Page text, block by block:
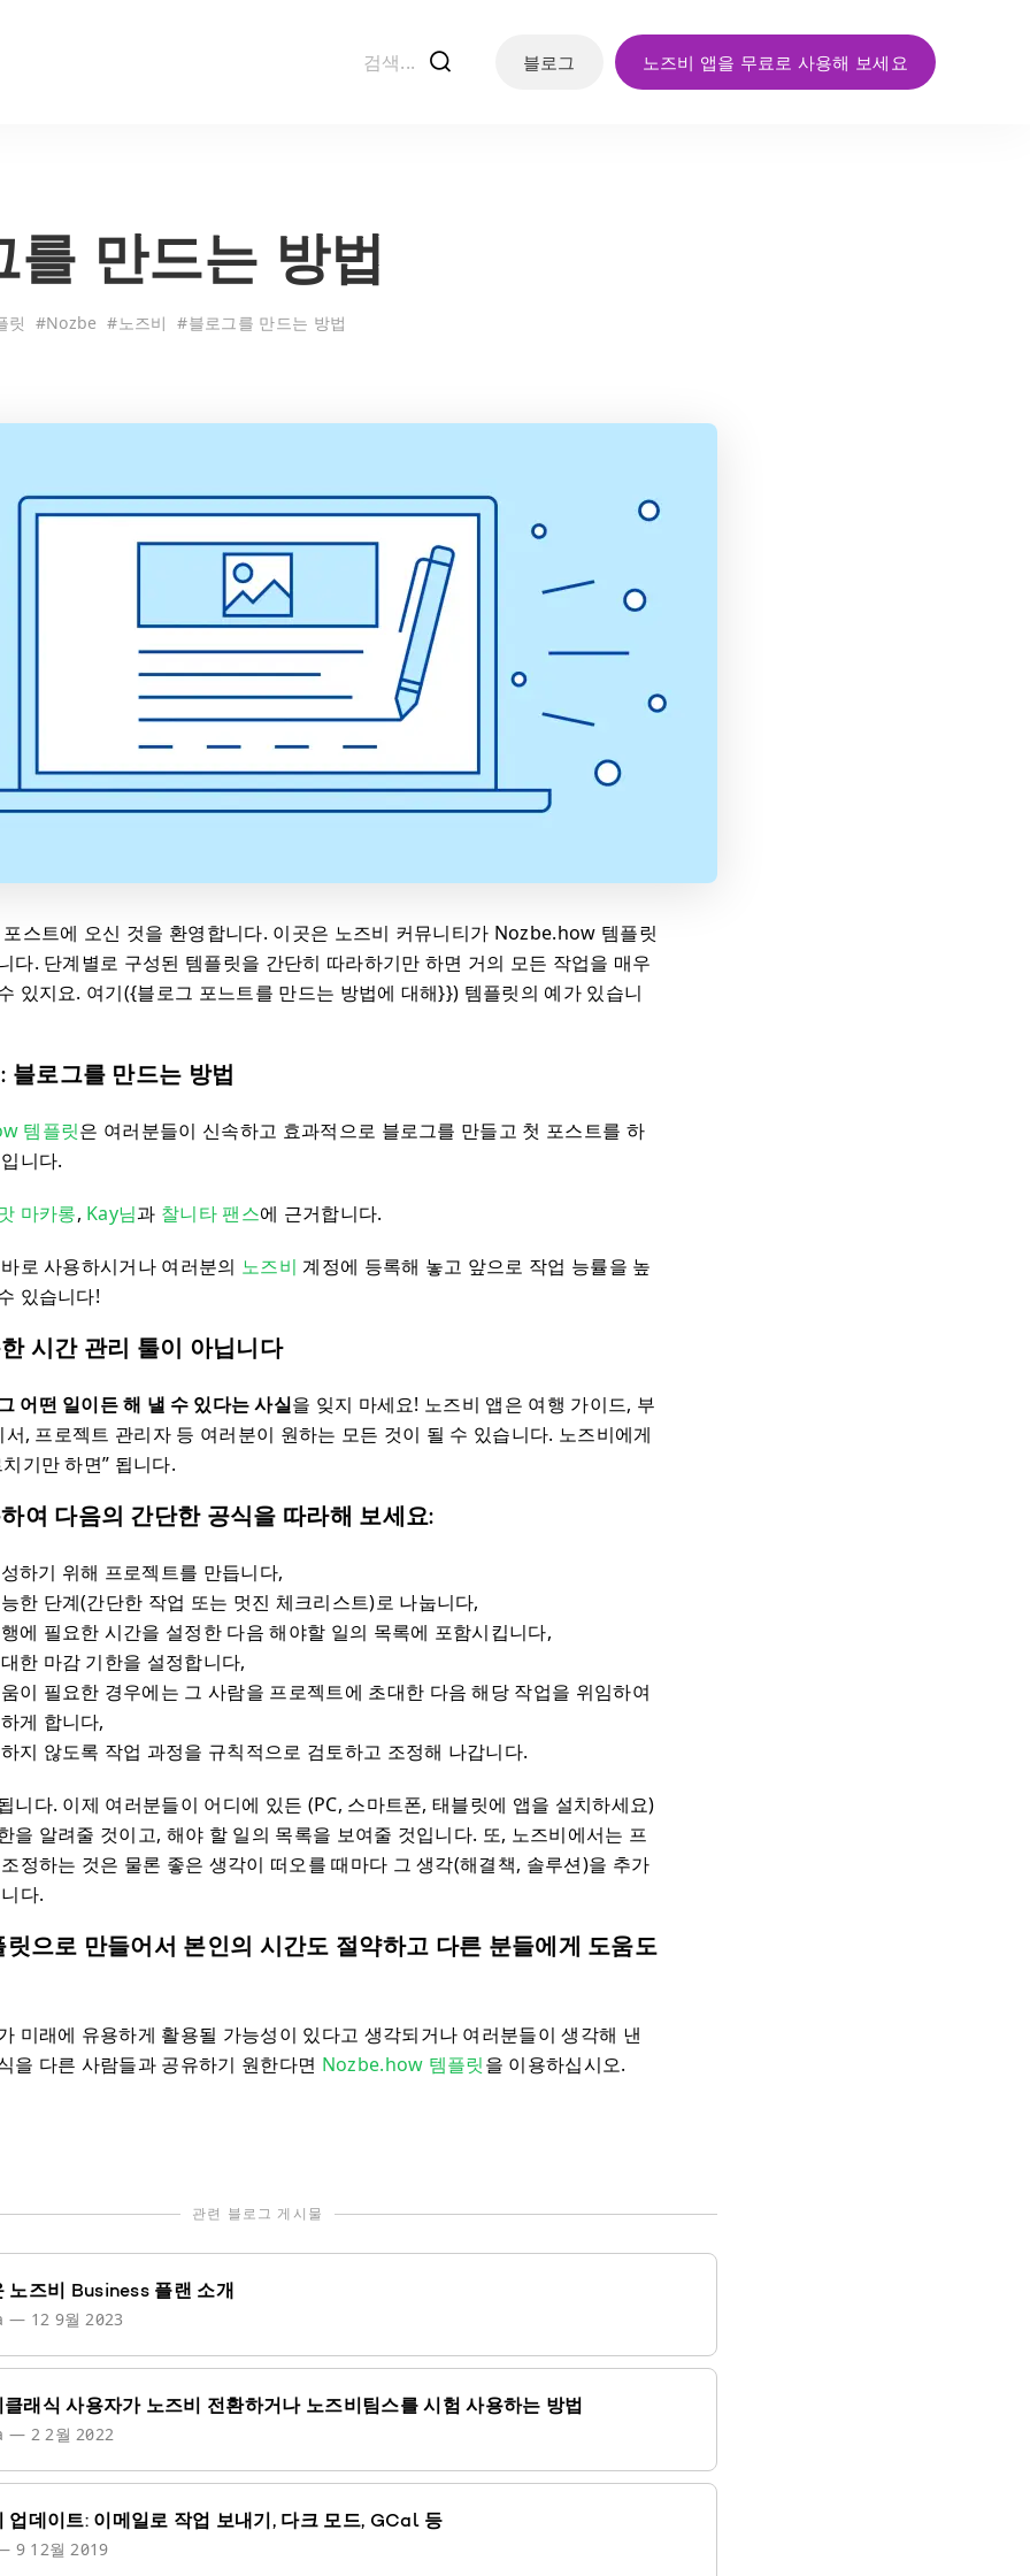
f 블로그 노즈비 앱을 무료로 사용해 보세요
를 만드는 방법
릿 #Nozbe #노즈비 #블로그를 만드는 방법
스트에 오신 것을 환영합니다. 이곳은 노즈비 커뮤니티가 Nozbe.how 템플릿
다. 단계별로 구성된 템플릿을 간단히 따라하기만 하면 거의 모든 작업을 매우
있지요. 여기({블로그 포느트를 만드는 방법에 대해}}) 템플릿의 예가 있습니
블로그를 만드는 방법
템플릿은 여러분들이 신속하고 효과적으로 블로그를 만들고 첫 포스트를 하
니다.
마카롱, Kay님과 찰니타 팬스에 근거합니다.
로 사용하시거나 여러분의 노즈비 계정에 등록해 놓고 앞으로 작업 능률을 높
있습니다!
시간 관리 툴이 아닙니다
어떤 일이든 해 낼 수 있다는 사실을 잊지 마세요! 노즈비 앱은 여행 가이드, 부
, 프로젝트 관리자 등 여러분이 원하는 모든 것이 될 수 있습니다. 노즈비에게
기만 하면” 됩니다.
여 다음의 간단한 공식을 따라해 보세요:
하기 위해 프로젝트를 만듭니다,
한 단계(간단한 작업 또는 멋진 체크리스트)로 나눕니다,
에 필요한 시간을 설정한 다음 해야할 일의 목록에 포함시킵니다,
한 마감 기한을 설정합니다,
이 필요한 경우에는 그 사람을 프로젝트에 초대한 다음 해당 작업을 위임하여
게 합니다,
지 않도록 작업 과정을 규칙적으로 검토하고 조정해 나갑니다.
니다. 이제 여러분들이 어디에 있든 (PC, 스마트폰, 태블릿에 앱을 설치하세요)
을 알려줄 것이고, 해야 할 일의 목록을 보여줄 것입니다. 또, 노즈비에서는 프
정하는 것은 물론 좋은 생각이 떠오를 때마다 그 생각(해결책, 솔루션)을 추가
다.
릿으로 만들어서 본인의 시간도 절약하고 다른 분들에게 도움도
미래에 유용하게 활용될 가능성이 있다고 생각되거나 여러분들이 생각해 낸
을 다른 사람들과 공유하기 원한다면 Nozbe.how 템플릿을 이용하십시오.
관련 블로그 게시물
노즈비 Business 플랜 소개
— 12 9월 2023
클래식 사용자가 노즈비 전환하거나 노즈비팀스를 시험 사용하는 방법
— 2 2월 2022
업데이트: 이메일로 작업 보내기, 다크 모드, GCal 등
9 12월 2019